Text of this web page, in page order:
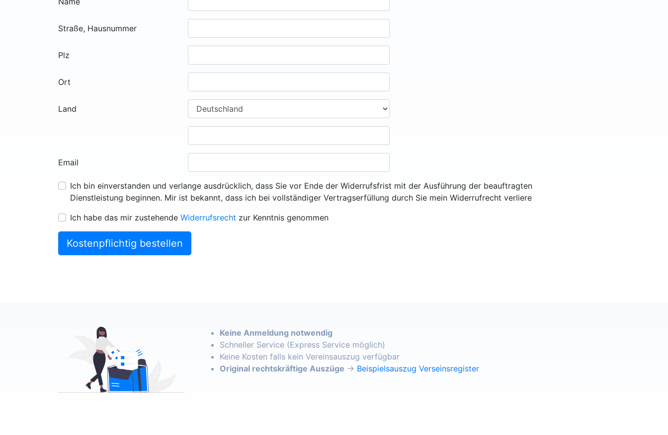
Straße, Hausnummer
Plz
Ort
Land
Email
Ich bin einverstanden und verlange ausdrücklich, dass Sie vor Ende der Widerrufsfrist mit der Ausführung der beauftragten
Dienstleistung beginnen. Mir ist bekannt, dass ich bei vollständiger Vertragserfüllung durch Sie mein Widerrufrecht verliere
Ich habe das mir zustehende Widerrufsrecht zur Kenntnis genommen
Kostenpflichtig bestellen
Keine Anmeldung notwendig
Schneller Service (Express Service möglich)
Keine Kosten falls kein Vereinsauszug verfügbar
Original rechtskräftige Auszüge → Beispielsauszug Verseinsregister